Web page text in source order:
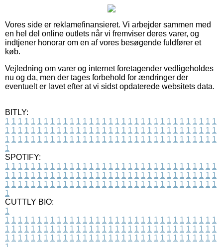
Vores side er reklamefinansieret. Vi arbejder sammen med
en hel del online outlets når vi fremviser deres varer, og
indtjener honorar om en af vores besøgende fuldfører et
køb.
Vejledning om varer og internet foretagender vedligeholdes
nu og da, men der tages forbehold for ændringer der
eventuelt er lavet efter at vi sidst opdaterede websitets data.
BITLY:
1 1 1 1 1 1 1 1 1 1 1 1 1 1 1 1 1 1 1 1 1 1 1 1 1 1 1 1 1 1 1 1 1
1 1 1 1 1 1 1 1 1 1 1 1 1 1 1 1 1 1 1 1 1 1 1 1 1 1 1 1 1 1 1 1 1
1 1 1 1 1 1 1 1 1 1 1 1 1 1 1 1 1 1 1 1 1 1 1 1 1 1 1 1 1 1 1 1 1
1
SPOTIFY:
1 1 1 1 1 1 1 1 1 1 1 1 1 1 1 1 1 1 1 1 1 1 1 1 1 1 1 1 1 1 1 1 1
1 1 1 1 1 1 1 1 1 1 1 1 1 1 1 1 1 1 1 1 1 1 1 1 1 1 1 1 1 1 1 1 1
1 1 1 1 1 1 1 1 1 1 1 1 1 1 1 1 1 1 1 1 1 1 1 1 1 1 1 1 1 1 1 1 1
1
CUTTLY BIO:
1
1 1 1 1 1 1 1 1 1 1 1 1 1 1 1 1 1 1 1 1 1 1 1 1 1 1 1 1 1 1 1 1 1
1 1 1 1 1 1 1 1 1 1 1 1 1 1 1 1 1 1 1 1 1 1 1 1 1 1 1 1 1 1 1 1 1
1 1 1 1 1 1 1 1 1 1 1 1 1 1 1 1 1 1 1 1 1 1 1 1 1 1 1 1 1 1 1 1 1